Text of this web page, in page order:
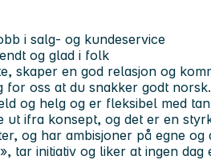
i salg- og kundeservice
og glad i folk
skaper en god relasjon og
for oss at du snakker godt norsk.
og helg og er fleksibel med
ut ifra konsept, og det er en
og har ambisjoner på egne og
tar initiativ og liker at ingen dag